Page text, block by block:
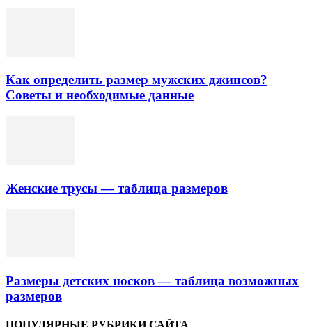
Как определить размер мужских джинсов?
Советы и необходимые данные
Женские трусы — таблица размеров
Размеры детских носков — таблица возможных
размеров